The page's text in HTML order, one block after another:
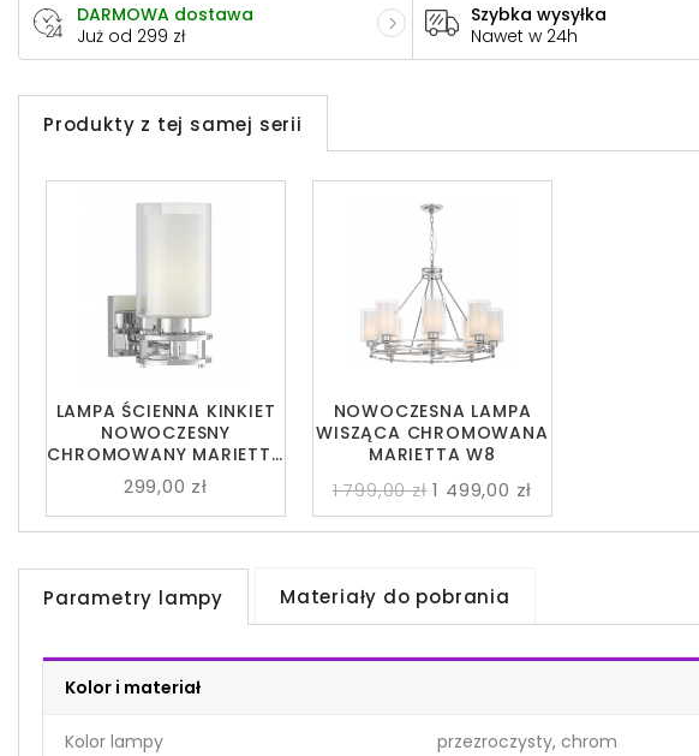
DARMOWA dostawa
Już od 299 zł
Szybka wysyłka
Nawet w 24h
Produkty z tej samej serii
LAMPA ŚCIENNA KINKIET
NOWOCZESNY
CHROMOWANY MARIETTA
W1
299,00 zł
NOWOCZESNA LAMPA
WISZĄCA CHROMOWANA
MARIETTA W8
1 799,00 zł 1 499,00 zł
Parametry lampy Materiały do pobrania
Kolor i materiał
Kolor lampy przezroczysty, chrom